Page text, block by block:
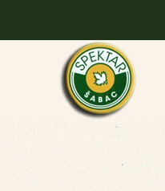
Skip to main content